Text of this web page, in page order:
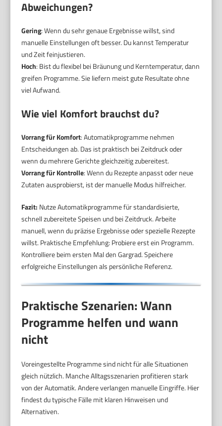
Abweichungen?
Gering: Wenn du sehr genaue Ergebnisse willst, sind
manuelle Einstellungen oft besser. Du kannst Temperatur
und Zeit feinjustieren.
Hoch: Bist du flexibel bei Bräunung und Kerntemperatur, dann
greifen Programme. Sie liefern meist gute Resultate ohne
viel Aufwand.
Wie viel Komfort brauchst du?
Vorrang für Komfort: Automatikprogramme nehmen
Entscheidungen ab. Das ist praktisch bei Zeitdruck oder
wenn du mehrere Gerichte gleichzeitig zubereitest.
Vorrang für Kontrolle: Wenn du Rezepte anpasst oder neue
Zutaten ausprobierst, ist der manuelle Modus hilfreicher.
Fazit: Nutze Automatikprogramme für standardisierte,
schnell zubereitete Speisen und bei Zeitdruck. Arbeite
manuell, wenn du präzise Ergebnisse oder spezielle Rezepte
willst. Praktische Empfehlung: Probiere erst ein Programm.
Kontrolliere beim ersten Mal den Gargrad. Speichere
erfolgreiche Einstellungen als persönliche Referenz.
Praktische Szenarien: Wann
Programme helfen und wann
nicht
Voreingestellte Programme sind nicht für alle Situationen
gleich nützlich. Manche Alltagsszenarien profitieren stark
von der Automatik. Andere verlangen manuelle Eingriffe. Hier
findest du typische Fälle mit klaren Hinweisen und
Alternativen.